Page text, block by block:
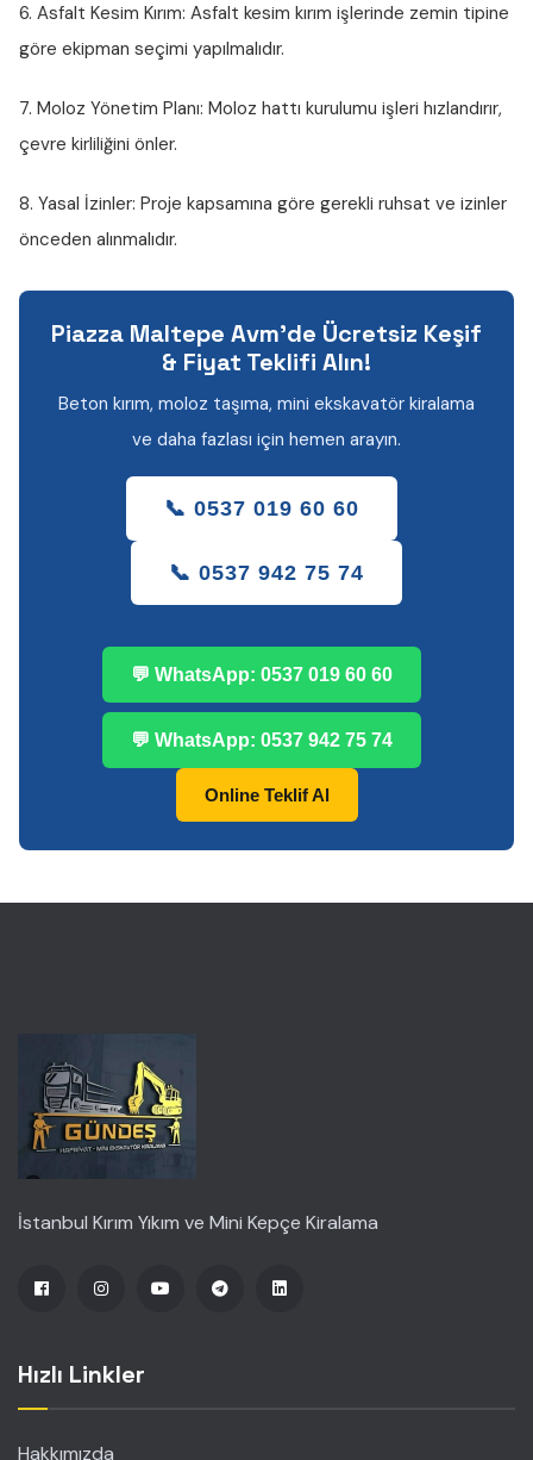
6. Asfalt Kesim Kırım: Asfalt kesim kırım işlerinde zemin tipine
göre ekipman seçimi yapılmalıdır.
7. Moloz Yönetim Planı: Moloz hattı kurulumu işleri hızlandırır,
çevre kirliliğini önler.
8. Yasal İzinler: Proje kapsamına göre gerekli ruhsat ve izinler
önceden alınmalıdır.
Piazza Maltepe Avm'de Ücretsiz Keşif
& Fiyat Teklifi Alın!
Beton kırım, moloz taşıma, mini ekskavatör kiralama
ve daha fazlası için hemen arayın.
📞 0537 019 60 60
📞 0537 942 75 74
💬 WhatsApp: 0537 019 60 60
💬 WhatsApp: 0537 942 75 74
Online Teklif Al
İstanbul Kırım Yıkım ve Mini Kepçe Kiralama
Hızlı Linkler
Hakkımızda